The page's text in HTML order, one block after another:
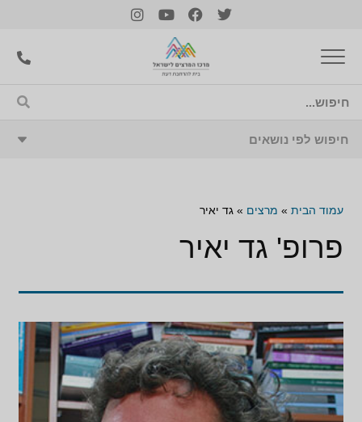
עמוד הבית » מרצים »גד יאיר
פרופ' גד יאיר